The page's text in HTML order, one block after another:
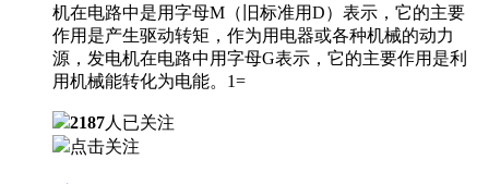
机在电路中是用字母M（旧标准用D）表示，它的主要
作用是产生驱动转矩，作为用电器或各种机械的动力
源，发电机在电路中用字母G表示，它的主要作用是利
用机械能转化为电能。1=
2187人已关注
点击关注